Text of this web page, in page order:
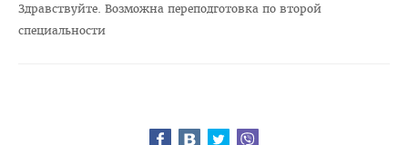
Практика
Здравствуйте. Возможна переподготовка по второй
специальности